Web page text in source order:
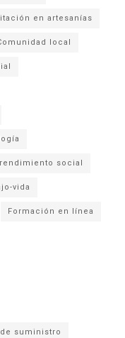
en artesanías
local
social
vida
Formación en línea
suministro